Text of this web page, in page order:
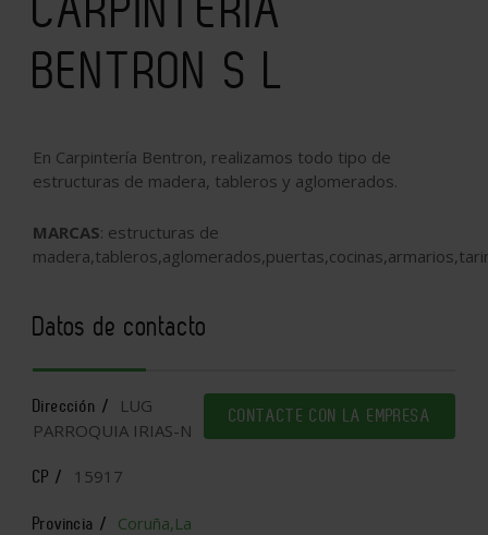
BENTRON S L
En Carpintería Bentron, realizamos todo tipo de
estructuras de madera, tableros y aglomerados.
MARCAS: estructuras de
Datos de contacto
CONTACTE CON LA EMPRESA
Dirección /
LUG
PARROQUIA IRIAS-N
CP / 15917
Provincia / Coruña,La